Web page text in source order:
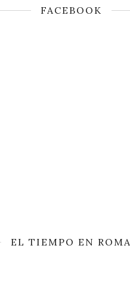
FACEBOOK
EL TIEMPO EN ROMA